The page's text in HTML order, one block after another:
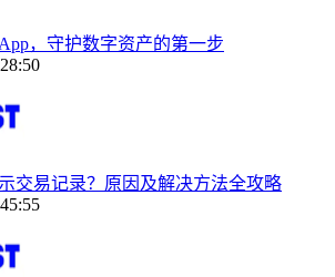
，守护数字资产的第一步
交易记录？原因及解决方法全攻略